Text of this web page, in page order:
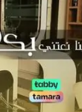
أفضل
أفضل